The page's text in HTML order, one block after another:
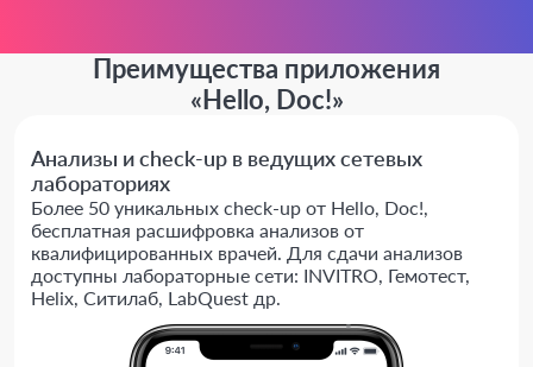
Преимущества приложения
«Hello, Doc!»
Анализы и check-up в ведущих сетевых
лабораториях
Более 50 уникальных check-up от Hello, Doc!,
бесплатная расшифровка анализов от
квалифицированных врачей. Для сдачи анализов
доступны лабораторные сети: INVITRO, Гемотест,
Helix, Ситилаб, LabQuest др.